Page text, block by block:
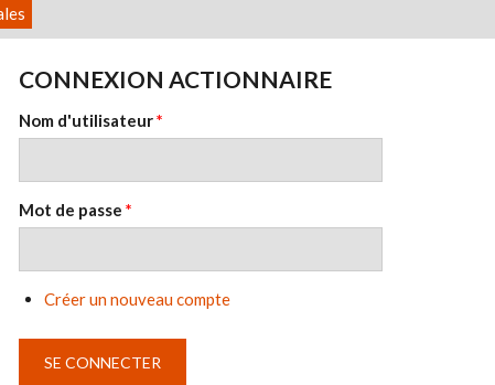
CONNEXION ACTIONNAIRE
Nom d'utilisateur*
Mot de passe *
Créer un nouveau compte